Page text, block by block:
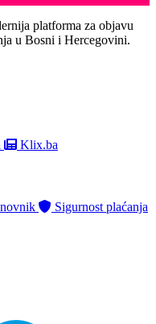
platforma za objavu
u Bosni i Hercegovini.
Klix.ba
Sigurnost plaćanja